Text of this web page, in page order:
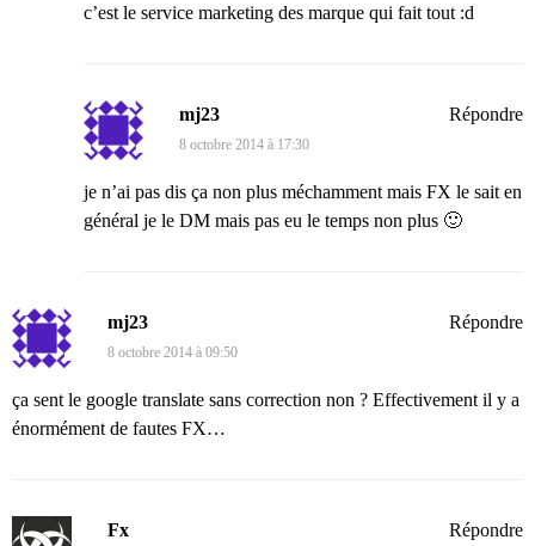
c’est le service marketing des marque qui fait tout :d
mj23
8 octobre 2014 à 17:30
je n’ai pas dis ça non plus méchamment mais FX le sait en
général je le DM mais pas eu le temps non plus 🙂
Répondre
mj23
8 octobre 2014 à 09:50
ça sent le google translate sans correction non ? Effectivement il y a
énormément de fautes FX…
Répondre
Fx Répondre